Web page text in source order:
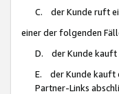
C. der Kunde ruft
einer der folgenden
D. der Kunde kauft
E. der Kunde kauft
Partner-Links